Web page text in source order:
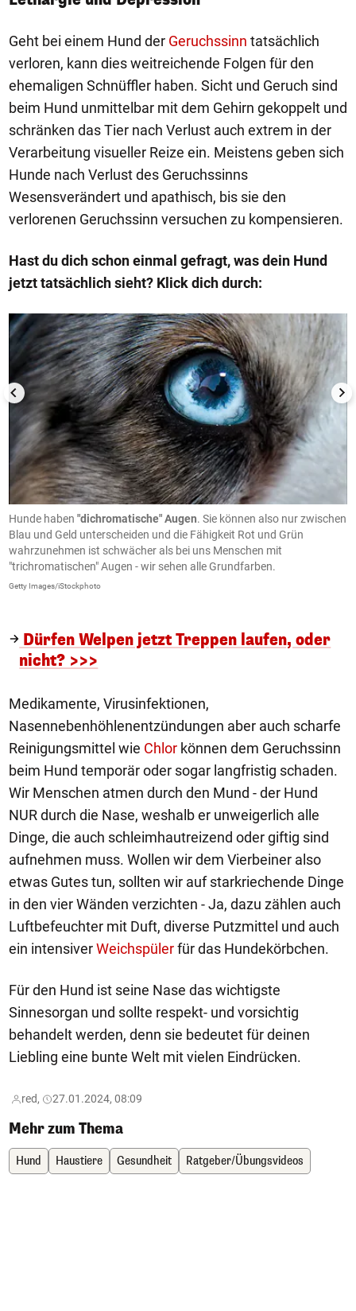
Geht bei einem Hund der Geruchssinn tatsächlich
verloren, kann dies weitreichende Folgen für den
ehemaligen Schnüffler haben. Sicht und Geruch sind
beim Hund unmittelbar mit dem Gehirn gekoppelt und
schränken das Tier nach Verlust auch extrem in der
Verarbeitung visueller Reize ein. Meistens geben sich
Hunde nach Verlust des Geruchssinns
Wesensverändert und apathisch, bis sie den
verlorenen Geruchssinn versuchen zu kompensieren.
Hast du dich schon einmal gefragt, was dein Hund
jetzt tatsächlich sieht? Klick dich durch:
1/8
Hunde haben "dichromatische" Augen. Sie können also nur zwischen
Blau und Geld unterscheiden und die Fähigkeit Rot und Grün
wahrzunehmen ist schwächer als bei uns Menschen mit
"trichromatischen" Augen - wir sehen alle Grundfarben.
Getty Images/iStockphoto
Dürfen Welpen jetzt Treppen laufen, oder
nicht? >>>
Medikamente, Virusinfektionen,
Nasennebenhöhlenentzündungen aber auch scharfe
Reinigungsmittel wie Chlor können dem Geruchssinn
beim Hund temporär oder sogar langfristig schaden.
Wir Menschen atmen durch den Mund - der Hund
NUR durch die Nase, weshalb er unweigerlich alle
Dinge, die auch schleimhautreizend oder giftig sind
aufnehmen muss. Wollen wir dem Vierbeiner also
etwas Gutes tun, sollten wir auf starkriechende Dinge
in den vier Wänden verzichten - Ja, dazu zählen auch
Luftbefeuchter mit Duft, diverse Putzmittel und auch
ein intensiverWeichspülerfür das Hundekörbchen.
Für den Hund ist seine Nase das wichtigste
Sinnesorgan und sollte respekt- und vorsichtig
behandelt werden, denn sie bedeutet für deinen
Liebling eine bunte Welt mit vielen Eindrücken.
red, 27.01.2024, 08:09
Mehr zum Thema
Hund Haustiere Gesundheit Ratgeber/Übungsvideos